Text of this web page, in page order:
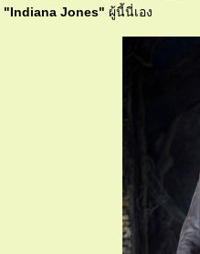
"Indiana Jones" ผู้นี้นี่เอง